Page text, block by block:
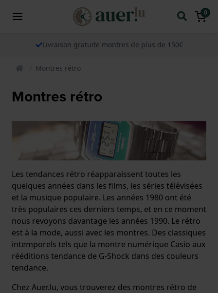
0
Livraison gratuite montres de plus de 150€
Montres rétro
Montres rétro
Les tendances rétro réapparaissent toutes les
quelques années dans les films, les séries télévisées
et la musique populaire. Les années 1980 ont été
très populaires ces derniers temps, et en ce moment
nous revoyons davantage les années 1990. Le rétro
est à la mode, aussi avec les montres. Des classiques
intemporels tels que la montre numérique Casio aux
rééditions tendance de G-Shock dans des couleurs
tendance.
Chez Auer.lu, vous trouverez des montres rétro de